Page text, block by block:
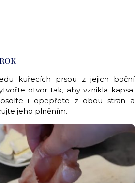
kuřecích prsou z jejich boční
otvor tak, aby vznikla kapsa.
i opepřete z obou stran a
jeho plněním.